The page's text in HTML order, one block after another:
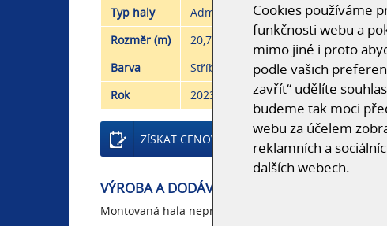
Typ haly
Administrativní, prodejní
Rozměr (m)
20,7x30x5,12
Barva
Stříbrná, Antracitová
Rok
2023
ZÍSKAT CENOVOU NABÍDKU
VÝROBA A DODÁVKA OCELOVÉ KONSTRUKCE
Montovaná hala nepravidelného tvaru je složena z
Cookies používáme
funkčnosti webu a
mimo jiné i proto
podle vašich
zavřít“ udělíte
budeme tak moci
webu za účelem
reklamních a
dalších webech.